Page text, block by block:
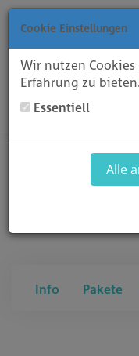
Info Pakete
Cookie Einstellungen
Wir nutzen
Erfahrung zu
Essentiell
Alle